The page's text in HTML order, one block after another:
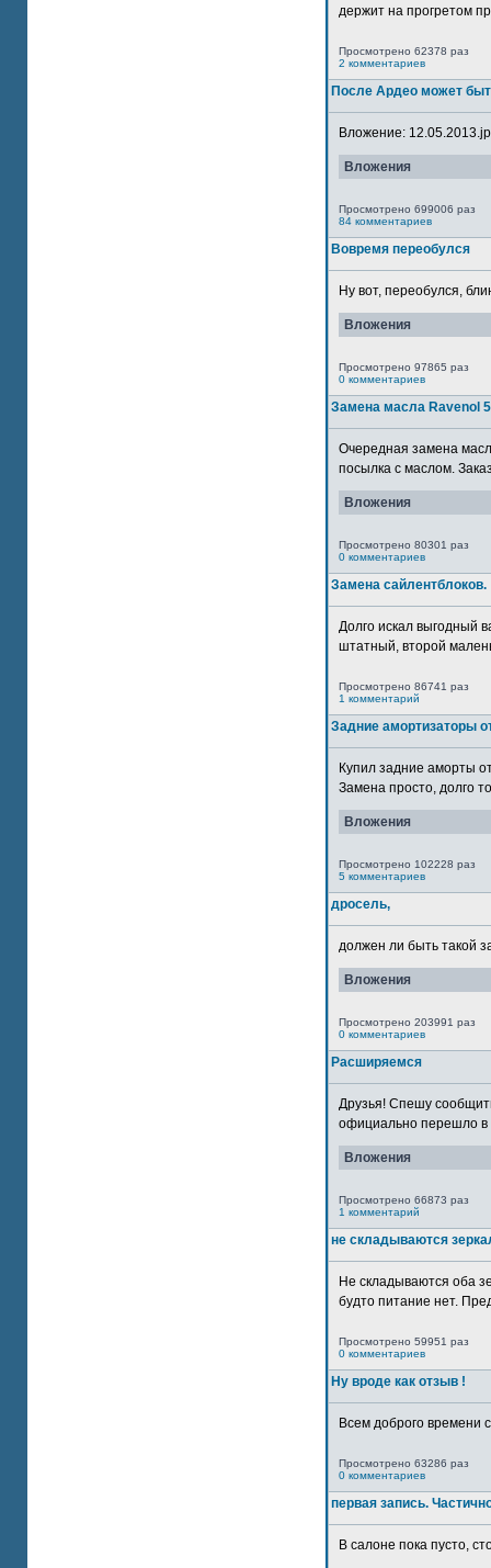
держит на прогретом
Просмотрено 62378 раз
2 комментариев
После Ардео может
Вложение:
Вложения
Просмотрено 699006 раз
84 комментариев
Вовремя переобулся
Ну вот, переобулся,
Вложения
Просмотрено 97865 раз
0 комментариев
Замена масла Ravenol
Очередная замена
посылка с маслом.
Вложения
Просмотрено 80301 раз
0 комментариев
Замена сайлентблоков.
Долго искал выгодный
штатный, второй
Просмотрено 86741 раз
1 комментарий
Задние амортизаторы
Купил задние аморты
Замена просто, долго
Вложения
Просмотрено 102228 раз
5 комментариев
дросель,
должен ли быть такой
Вложения
Просмотрено 203991 раз
0 комментариев
Расширяемся
Друзья! Спешу
официально перешло в
Вложения
Просмотрено 66873 раз
1 комментарий
не складываются
Не складываются оба
будто питание нет.
Просмотрено 59951 раз
0 комментариев
Ну вроде как отзыв !
Всем доброго времени
Просмотрено 63286 раз
0 комментариев
первая запись.
В салоне пока пусто,